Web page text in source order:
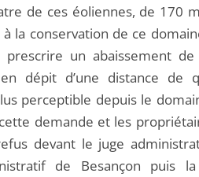
de ces éoliennes, de 170
la conservation de ce
un abaissement de
dépit d’une distance de
perceptible depuis le
demande et les
devant le juge
de Besançon puis